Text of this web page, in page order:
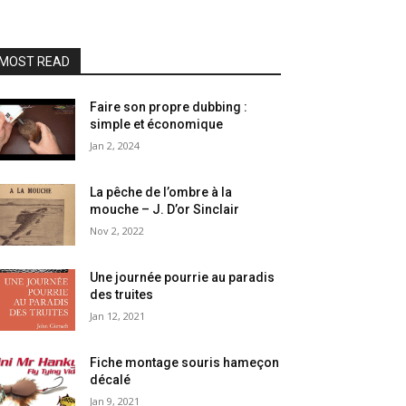
MOST READ
Faire son propre dubbing :
simple et économique
Jan 2, 2024
La pêche de l’ombre à la
mouche – J. D’or Sinclair
Nov 2, 2022
Une journée pourrie au paradis
des truites
Jan 12, 2021
Fiche montage souris hameçon
décalé
Jan 9, 2021